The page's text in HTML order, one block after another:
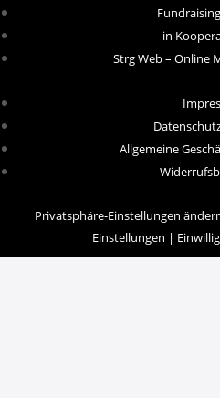
in
Strg Web – Online
Allgemeine
Privatsphäre-Einstellungen
Einstellungen |